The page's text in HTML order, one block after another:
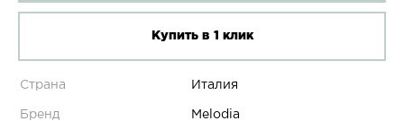
Купить в 1 клик
Страна Италия
Бренд Melodia